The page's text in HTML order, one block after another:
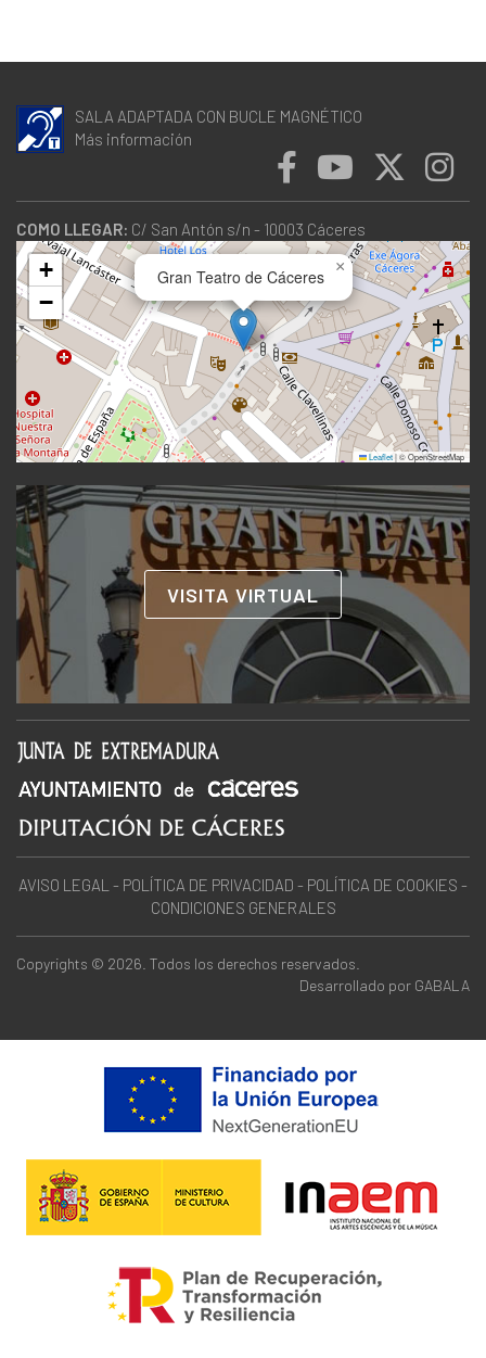
SALA ADAPTADA CON BUCLE MAGNÉTICO
Más información
COMO LLEGAR: C/ San Antón s/n - 10003 Cáceres
Gran Teatro de Cáceres ×
+
−
Leaflet|© OpenStreetMap
VISITA VIRTUAL
AVISO LEGAL - POLÍTICA DE PRIVACIDAD - POLÍTICA DE COOKIES -
CONDICIONES GENERALES
Copyrights © 2026. Todos los derechos reservados.
Desarrollado por GABALA